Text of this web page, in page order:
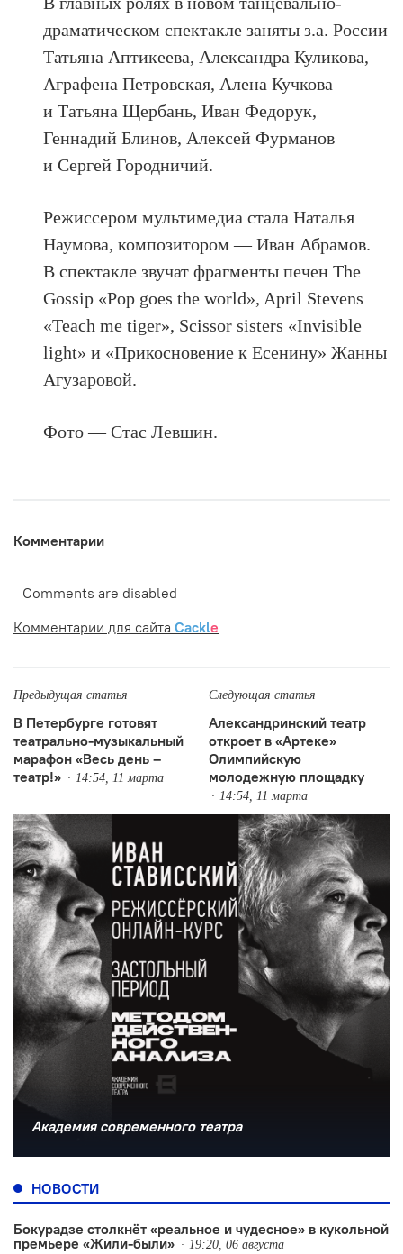
драматическом спектакле заняты з.а. России
Татьяна Аптикеева, Александра Куликова,
Аграфена Петровская, Алена Кучкова
и Татьяна Щербань, Иван Федорук,
Геннадий Блинов, Алексей Фурманов
и Сергей Городничий.
Режиссером мультимедиа стала Наталья
Наумова, композитором — Иван Абрамов.
В спектакле звучат фрагменты печен The
Gossip «Pop goes the world», April Stevens
«Teach me tiger», Scissor sisters «Invisible
light» и «Прикосновение к Есенину» Жанны
Агузаровой.
Фото — Стас Левшин.
Комментарии
Comments are disabled
Комментарии для сайта Cackle
Предыдущая статья
В Петербурге готовят
театрально-музыкальный
марафон «Весь день –
театр!»
14:54, 11 марта
Следующая статья
Александринский театр
откроет в «Артеке»
Олимпийскую
молодежную площадку
14:54, 11 марта
Академия современного театра
НОВОСТИ
Бокурадзе столкнëт «реальное и чудесное» в кукольной
премьере «Жили-были»
19:20, 06 августа